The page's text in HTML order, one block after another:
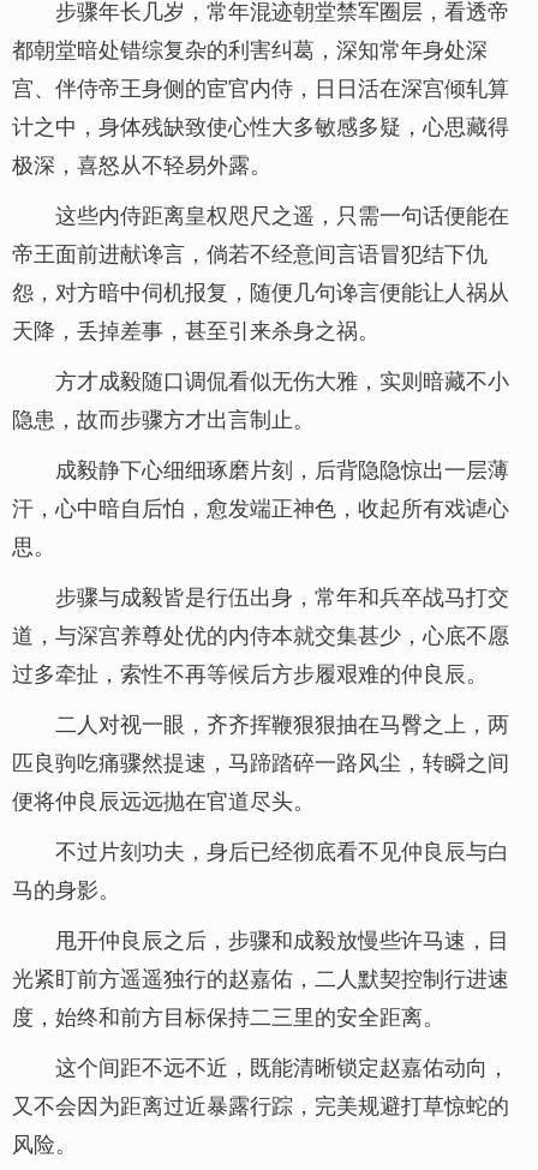
步骤年长几岁，常年混迹朝堂禁军圈层，看透帝
都朝堂暗处错综复杂的利害纠葛，深知常年身处深
宫、伴侍帝王身侧的宦官内侍，日日活在深宫倾轧算
计之中，身体残缺致使心性大多敏感多疑，心思藏得
极深，喜怒从不轻易外露。
这些内侍距离皇权咫尺之遥，只需一句话便能在
帝王面前进献谗言，倘若不经意间言语冒犯结下仇
怨，对方暗中伺机报复，随便几句谗言便能让人祸从
天降，丢掉差事，甚至引来杀身之祸。
方才成毅随口调侃看似无伤大雅，实则暗藏不小
隐患，故而步骤方才出言制止。
成毅静下心细细琢磨片刻，后背隐隐惊出一层薄
汗，心中暗自后怕，愈发端正神色，收起所有戏谑心
思。
步骤与成毅皆是行伍出身，常年和兵卒战马打交
道，与深宫养尊处优的内侍本就交集甚少，心底不愿
过多牵扯，索性不再等候后方步履艰难的仲良辰。
二人对视一眼，齐齐挥鞭狠狠抽在马臀之上，两
匹良驹吃痛骤然提速，马蹄踏碎一路风尘，转瞬之间
便将仲良辰远远抛在官道尽头。
不过片刻功夫，身后已经彻底看不见仲良辰与白
马的身影。
甩开仲良辰之后，步骤和成毅放慢些许马速，目
光紧盯前方遥遥独行的赵嘉佑，二人默契控制行进速
度，始终和前方目标保持二三里的安全距离。
这个间距不远不近，既能清晰锁定赵嘉佑动向，
又不会因为距离过近暴露行踪，完美规避打草惊蛇的
风险。